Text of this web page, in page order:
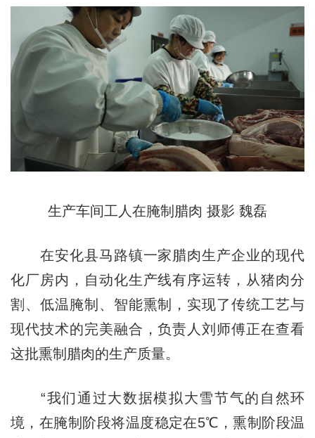
生产车间工人在腌制腊肉 摄影 魏磊
在安化县马路镇一家腊肉生产企业的现代
化厂房内，自动化生产线有序运转，从猪肉分
割、低温腌制、智能熏制，实现了传统工艺与
现代技术的完美融合，负责人刘师傅正在查看
这批熏制腊肉的生产质量。
“我们通过大数据模拟大雪节气的自然环
境，在腌制阶段将温度稳定在5℃，熏制阶段温